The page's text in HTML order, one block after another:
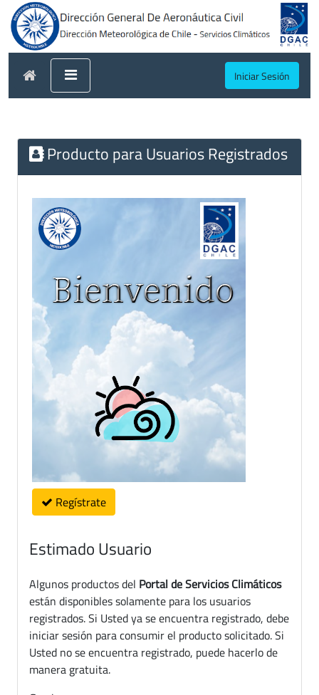
Iniciar Sesión
Producto para Usuarios Registrados
Regístrate
Estimado Usuario
Algunos productos del Portal de Servicios Climáticos
están disponibles solamente para los usuarios
registrados. Si Usted ya se encuentra registrado, debe
iniciar sesión para consumir el producto solicitado. Si
Usted no se encuentra registrado, puede hacerlo de
manera gratuita.